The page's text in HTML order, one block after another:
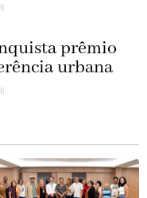
prêmio
urbana